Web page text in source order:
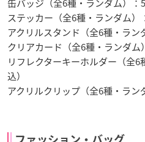
缶バッジ（全6種・ランダム）：
ステッカー（全6種・ランダム）
アクリルスタンド（全6種・ラン
クリアカード（全6種・ランダム
リフレクターキーホルダー（全
込）
アクリルクリップ（全6種・ラン
ファッション・バッグ